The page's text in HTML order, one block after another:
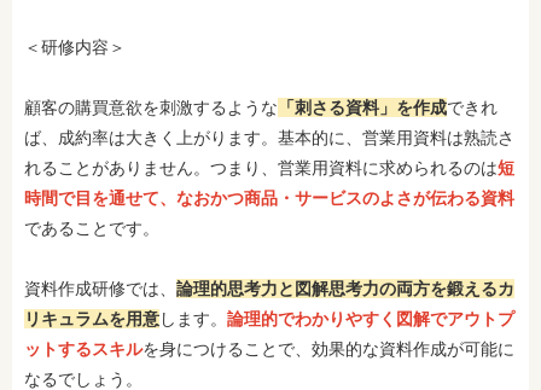
＜研修内容＞
顧客の購買意欲を刺激するような 「刺さる資料」を作成できれ
ば、成約率は大きく上がります。基本的に、営業用資料は熟読さ
れることがありません。つまり、営業用資料に求められるのは短
時間で目を通せて、なおかつ商品・サービスのよさが伝わる資料
であることです。
資料作成研修では、 論理的思考力と図解思考力の両方を鍛えるカ
リキュラムを用意します。 論理的でわかりやすく図解でアウトプ
ットするスキルを身につけることで、効果的な資料作成が可能に
なるでしょう。